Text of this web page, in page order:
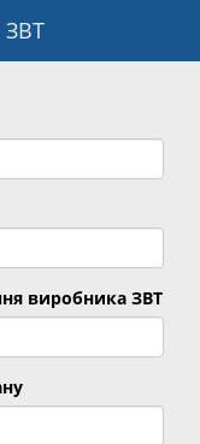
виробника ЗВТ